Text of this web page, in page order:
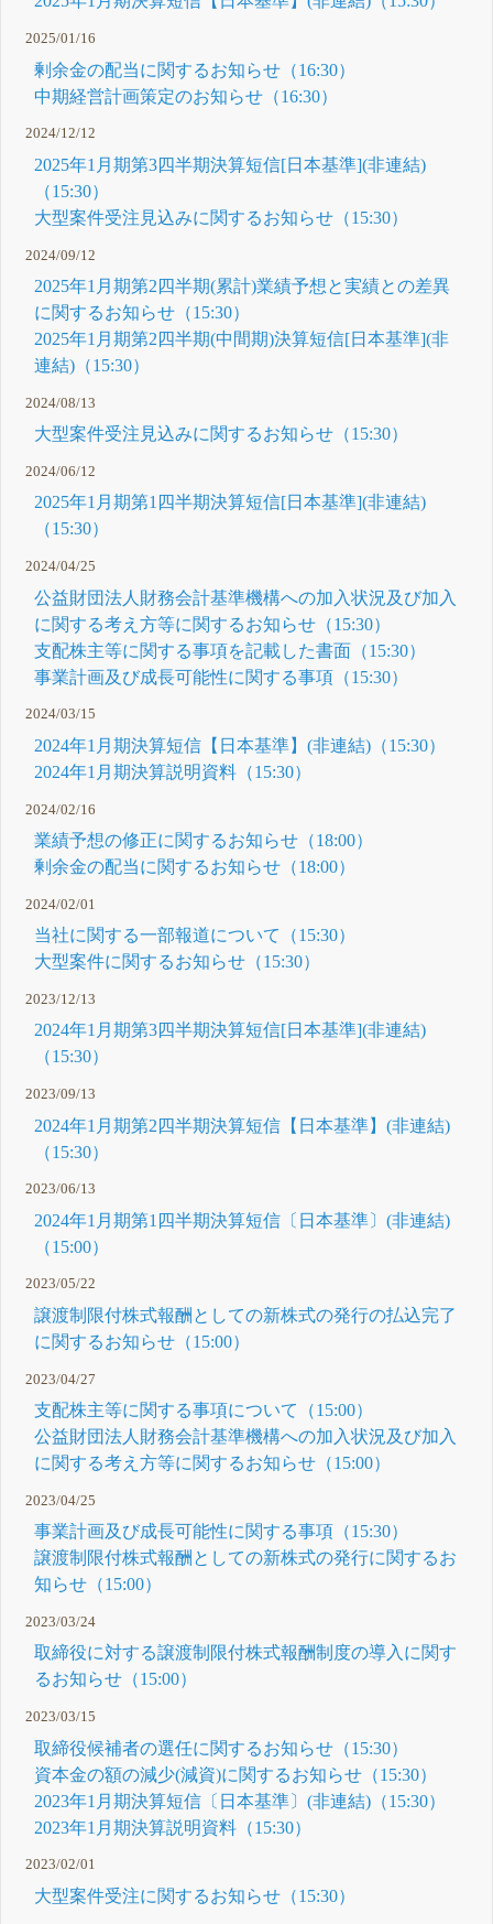
2025/01/16
剰余金の配当に関するお知らせ（16:30）
中期経営計画策定のお知らせ（16:30）
2024/12/12
2025年1月期第3四半期決算短信[日本基準](非連結)
（15:30）
大型案件受注見込みに関するお知らせ（15:30）
2024/09/12
2025年1月期第2四半期(累計)業績予想と実績との差異
に関するお知らせ（15:30）
2025年1月期第2四半期(中間期)決算短信[日本基準](非
連結)（15:30）
2024/08/13
大型案件受注見込みに関するお知らせ（15:30）
2024/06/12
2025年1月期第1四半期決算短信[日本基準](非連結)
（15:30）
2024/04/25
公益財団法人財務会計基準機構への加入状況及び加入
に関する考え方等に関するお知らせ（15:30）
支配株主等に関する事項を記載した書面（15:30）
事業計画及び成長可能性に関する事項（15:30）
2024/03/15
2024年1月期決算短信【日本基準】(非連結)（15:30）
2024年1月期決算説明資料（15:30）
2024/02/16
業績予想の修正に関するお知らせ（18:00）
剰余金の配当に関するお知らせ（18:00）
2024/02/01
当社に関する一部報道について（15:30）
大型案件に関するお知らせ（15:30）
2023/12/13
2024年1月期第3四半期決算短信[日本基準](非連結)
（15:30）
2023/09/13
2024年1月期第2四半期決算短信【日本基準】(非連結)
（15:30）
2023/06/13
2024年1月期第1四半期決算短信〔日本基準〕(非連結)
（15:00）
2023/05/22
譲渡制限付株式報酬としての新株式の発行の払込完了
に関するお知らせ（15:00）
2023/04/27
支配株主等に関する事項について（15:00）
公益財団法人財務会計基準機構への加入状況及び加入
に関する考え方等に関するお知らせ（15:00）
2023/04/25
事業計画及び成長可能性に関する事項（15:30）
譲渡制限付株式報酬としての新株式の発行に関するお
知らせ（15:00）
2023/03/24
取締役に対する譲渡制限付株式報酬制度の導入に関す
るお知らせ（15:00）
2023/03/15
取締役候補者の選任に関するお知らせ（15:30）
資本金の額の減少(減資)に関するお知らせ（15:30）
2023年1月期決算短信〔日本基準〕(非連結)（15:30）
2023年1月期決算説明資料（15:30）
2023/02/01
大型案件受注に関するお知らせ（15:30）